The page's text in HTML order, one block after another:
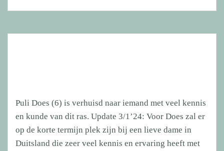
Puli Does (6) is verhuisd naar iemand met veel kennis
en kunde van dit ras. Update 3/1’24: Voor Does zal er
op de korte termijn plek zijn bij een lieve dame in
Duitsland die zeer veel kennis en ervaring heeft met